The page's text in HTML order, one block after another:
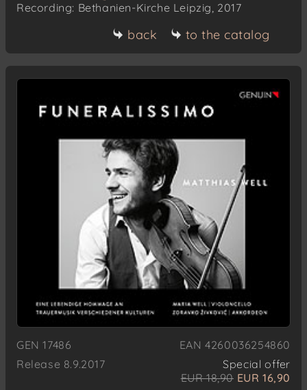
Recording: Bethanien-Kirche Leipzig, 2017
back to the catalog
GEN 17486
EAN 4260036254860
Release 8.9.2017
Special offer
EUR 18,90 EUR 16,90